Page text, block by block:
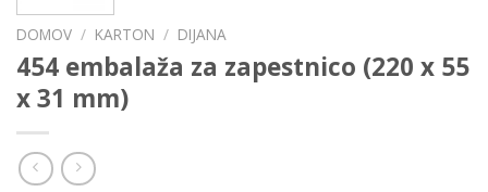
DOMOV / KARTON / DIJANA
454 embalaža za zapestnico (220 x 55
x 31 mm)